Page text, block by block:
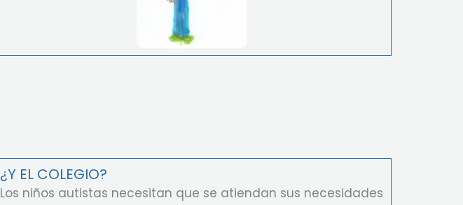
¿Y EL COLEGIO?
Los niños autistas necesitan que se atiendan sus necesidades